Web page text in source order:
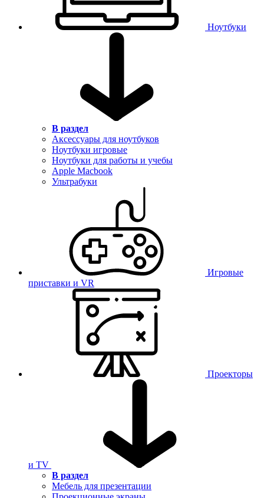
Ноутбуки
В раздел
Аксессуары для ноутбуков
Ноутбуки игровые
Ноутбуки для работы и учебы
Apple Macbook
Ультрабуки
Игровые
приставки и VR
Проекторы
и TV
В раздел
Мебель для презентации